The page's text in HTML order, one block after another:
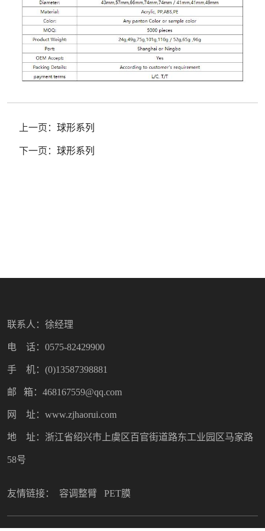
上一页： 球形系列
下一页： 球形系列
联系人：徐经理
电 话：0575-82429900
手 机：(0)13587398881
邮 箱：468167559@qq.com
网 址：www.zjhaorui.com
地 址：浙江省绍兴市上虞区百官街道路东工业园区马家路
58号
友情链接： 容调整臂 PET膜